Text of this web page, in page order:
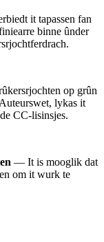
it tapassen fan
binne ûnder
op grûn
lykas it
CC-lisinsjes.
— It is mooglik dat
om it wurk te